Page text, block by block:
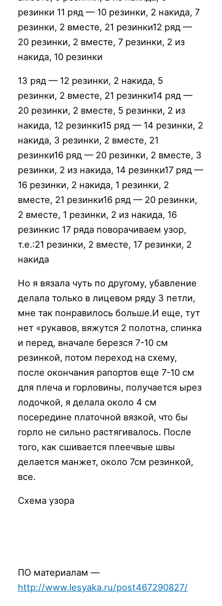
резинки 11 ряд — 10 резинки, 2 накида, 7
резинки, 2 вместе, 21 резинки12 ряд —
20 резинки, 2 вместе, 7 резинки, 2 из
накида, 10 резинки
13 ряд — 12 резинки, 2 накида, 5
резинки, 2 вместе, 21 резинки14 ряд —
20 резинки, 2 вместе, 5 резинки, 2 из
накида, 12 резинки15 ряд — 14 резинки, 2
накида, 3 резинки, 2 вместе, 21
резинки16 ряд — 20 резинки, 2 вместе, 3
резинки, 2 из накида, 14 резинки17 ряд —
16 резинки, 2 накида, 1 резинки, 2
вместе, 21 резинки16 ряд — 20 резинки,
2 вместе, 1 резинки, 2 из накида, 16
резинкис 17 ряда поворачиваем узор,
т.е.:21 резинки, 2 вместе, 17 резинки, 2
накида
Но я вязала чуть по другому, убавление
делала только в лицевом ряду 3 петли,
мне так понравилось больше.И еще, тут
нет «рукавов, вяжутся 2 полотна, спинка
и перед, вначале березся 7-10 см
резинкой, потом переход на схему,
после окончания рапортов еще 7-10 см
для плеча и горловины, получается ырез
лодочкой, я делала около 4 см
посередине платочной вязкой, что бы
горло не сильно растягивалось. После
того, как сшивается плеечвые швы
делается манжет, около 7см резинкой,
все.
Схема узора
ПО материалам —
http://www.lesyaka.ru/post467290827/